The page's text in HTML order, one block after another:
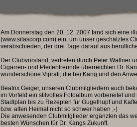
Am Donnerstag den 20. 12. 2007 fand sich eine
(www.silascorp.com) ein, um unser geschätztes
verabschieden, der drei Tage darauf aus
Der Clubvorstand, vertreten durch Peter Wallner
Cigarren- und Pfeifenfreunde überreichten Dr.
wunderschöne Viprati, die bei Kang und den
Beatrix Geiger, unseren Clubmitgliedern auch
im Vorfeld ein stilvolles Fotoalbum vorbereitet
Stadtplan bis zu Rezepten für Gugelhupf und
bzw. alten Heimat nicht so schwer haben ;-)
Die anwesenden Clubmitglieder ergänzten das
besten Wünschen für Dr. Kangs Zukunft.